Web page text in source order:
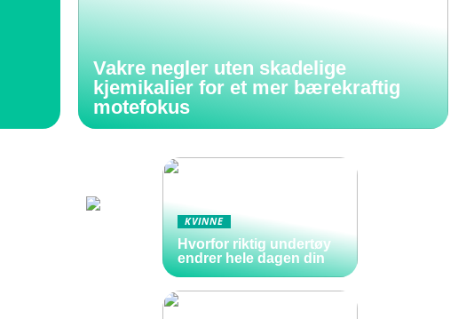
Vakre negler uten skadelige
kjemikalier for et mer bærekraftig
motefokus
KVINNE
Hvorfor riktig undertøy
endrer hele dagen din